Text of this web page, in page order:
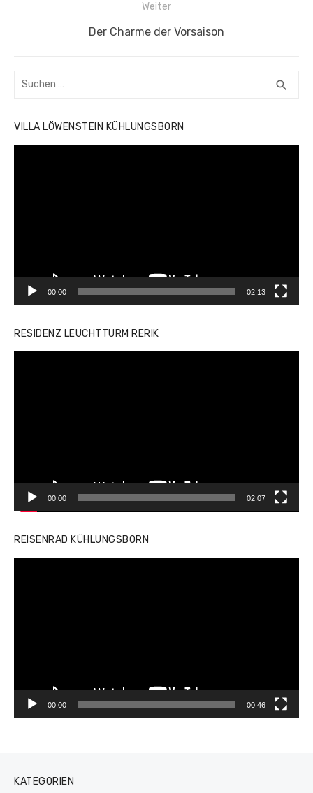
Weiter
Nächster
Der Charme der Vorsaison
Suchen
search
VILLA LÖWENSTEIN KÜHLUNGSBORN
00:00 02:13
RESIDENZ LEUCHTTURM RERIK
00:00 02:07
REISENRAD KÜHLUNGSBORN
00:00 00:46
KATEGORIEN